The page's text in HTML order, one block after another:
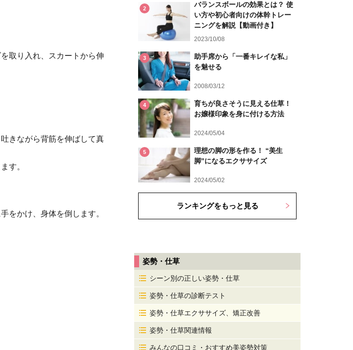
取り入れ、スカートから伸
きながら背筋を伸ばして真
す。
をかけ、身体を倒します。
2
バランスボールの効果とは？ 使
い方や初心者向けの体幹トレー
ニングを解説【動画付き】
2023/10/08
3
助手席から「一番キレイな私」
を魅せる
2008/03/12
4
育ちが良さそうに見える仕草！
お嬢様印象を身に付ける方法
2024/05/04
5
理想の脚の形を作る！ “美生
脚”になるエクササイズ
2024/05/02
ランキングをもっと見る
姿勢・仕草
シーン別の正しい姿勢・仕草
姿勢・仕草の診断テスト
姿勢・仕草エクササイズ、矯正改善
姿勢・仕草関連情報
みんなの口コミ・おすすめ美姿勢対策